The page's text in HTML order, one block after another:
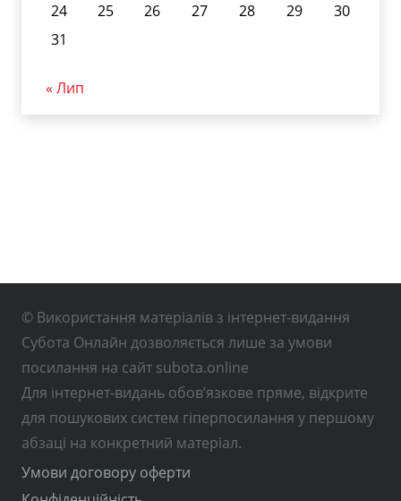
24
25 26 27 28 29
30
31
« Лип
© Використання матеріалів з інтернет-видання
Субота Онлайн дозволяється лише за умови
посилання на сайт subota.online
Для інтернет-видань обов’язкове пряме, відкрите
для пошукових систем гіперпосилання у першому
абзаці на конкретний матеріал.
Умови договору оферти